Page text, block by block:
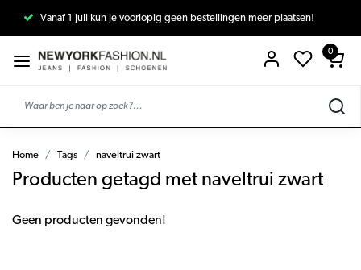
Vanaf 1 juli kun je voorlopig geen bestellingen meer plaatsen!
0
Home Tags naveltrui zwart
Producten getagd met naveltrui zwart
Geen producten gevonden!